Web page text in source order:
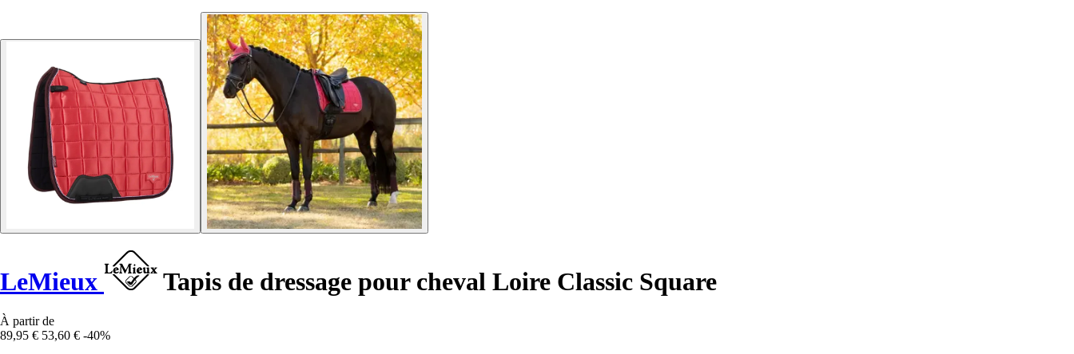
LeMieux Tapis de dressage pour cheval Loire Classic Square
À partir de
89,95 € 53,60 € -40%